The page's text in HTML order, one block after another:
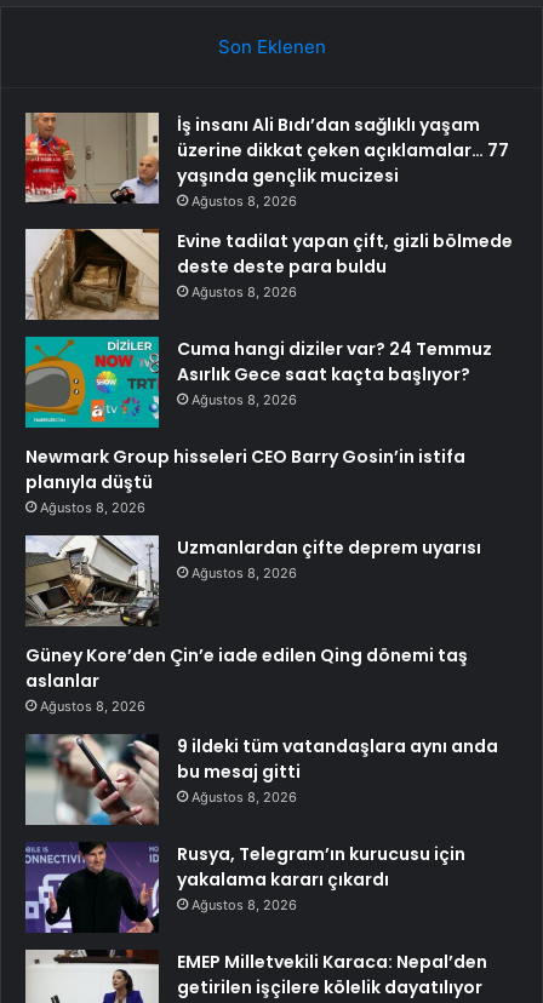
Son Eklenen
İş insanı Ali Bıdı’dan sağlıklı yaşam
üzerine dikkat çeken açıklamalar… 77
yaşında gençlik mucizesi
Ağustos 8, 2026
Evine tadilat yapan çift, gizli bölmede
deste deste para buldu
Ağustos 8, 2026
Cuma hangi diziler var? 24 Temmuz
Asırlık Gece saat kaçta başlıyor?
Ağustos 8, 2026
Newmark Group hisseleri CEO Barry Gosin’in istifa
planıyla düştü
Ağustos 8, 2026
Uzmanlardan çifte deprem uyarısı
Ağustos 8, 2026
Güney Kore’den Çin’e iade edilen Qing dönemi taş
aslanlar
Ağustos 8, 2026
9 ildeki tüm vatandaşlara aynı anda
bu mesaj gitti
Ağustos 8, 2026
Rusya, Telegram’ın kurucusu için
yakalama kararı çıkardı
Ağustos 8, 2026
EMEP Milletvekili Karaca: Nepal’den
getirilen işçilere kölelik dayatılıyor